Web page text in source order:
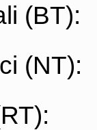
(BT):
(NT):